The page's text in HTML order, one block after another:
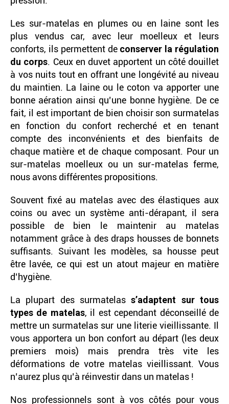
Les sur-matelas en plumes ou en laine sont les
plus vendus car, avec leur moelleux et leurs
conforts, ils permettent de conserver la régulation
du corps. Ceux en duvet apportent un côté douillet
à vos nuits tout en offrant une longévité au niveau
du maintien. La laine ou le coton va apporter une
bonne aération ainsi qu’une bonne hygiène. De ce
fait, il est important de bien choisir son surmatelas
en fonction du confort recherché et en tenant
compte des inconvénients et des bienfaits de
chaque matière et de chaque composant. Pour un
sur-matelas moelleux ou un sur-matelas ferme,
nous avons différentes propositions.
Souvent fixé au matelas avec des élastiques aux
coins ou avec un système anti-dérapant, il sera
possible de bien le maintenir au matelas
notamment grâce à des draps housses de bonnets
suffisants. Suivant les modèles, sa housse peut
être lavée, ce qui est un atout majeur en matière
d’hygiène.
La plupart des surmatelass’adaptent sur tous
types de matelas, il est cependant déconseillé de
mettre un surmatelas sur une literie vieillissante. Il
vous apportera un bon confort au départ (les deux
premiers mois) mais prendra très vite les
déformations de votre matelas vieillissant. Vous
n’aurez plus qu’à réinvestir dans un matelas !
Nos professionnels sont à vos côtés pour vous